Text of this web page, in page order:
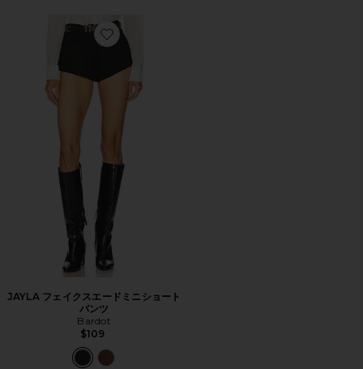
Favorite JAYLA フェイクスエードミニショートパンツ
JAYLA フェイクスエードミニショート
パンツ
Bardot
$109